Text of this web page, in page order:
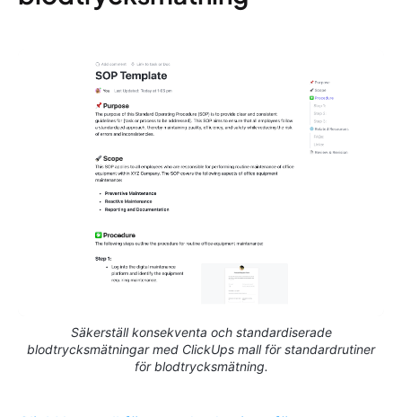
Säkerställ konsekventa och standardiserade
blodtrycksmätningar med ClickUps mall för standardrutiner
för blodtrycksmätning.